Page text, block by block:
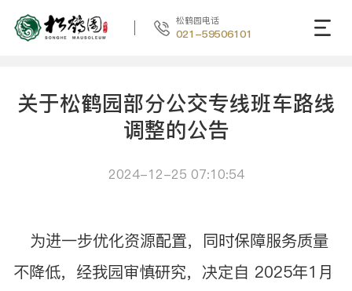
松鹤园电话
021-59506101
关于松鹤园部分公交专线班车路线
调整的公告
2024-12-25 07:10:54
为进一步优化资源配置，同时保障服务质量
不降低，经我园审慎研究，决定自 2025年1月